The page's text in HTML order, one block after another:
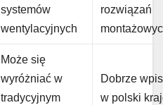
systemów
wentylacyjnych
rozwiązań
Może się
wyróżniać w
tradycyjnym
Dobrze
w polski